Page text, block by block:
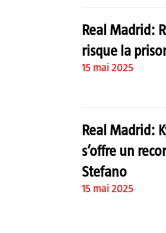
Real Madrid:
risque la
15 mai 2025
Real Madrid:
s’offre un
Stefano
15 mai 2025